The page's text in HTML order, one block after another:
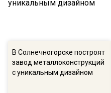
В Солнечногорске построят
завод металлоконструкций
с уникальным дизайном